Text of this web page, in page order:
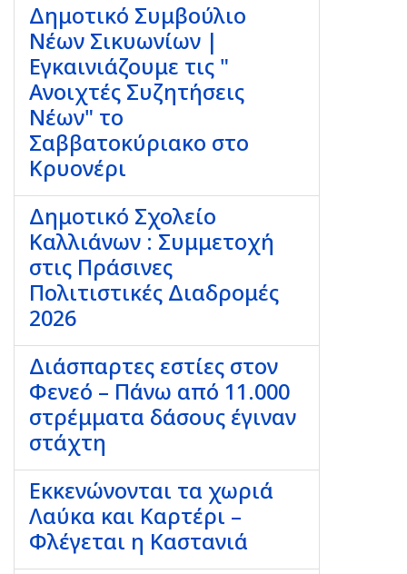
Δημοτικό Συμβούλιο
Νέων Σικυωνίων |
Εγκαινιάζουμε τις "
Ανοιχτές Συζητήσεις
Νέων" το
Σαββατοκύριακο στο
Κρυονέρι
Δημοτικό Σχολείο
Καλλιάνων : Συμμετοχή
στις Πράσινες
Πολιτιστικές Διαδρομές
2026
Διάσπαρτες εστίες στον
Φενεό – Πάνω από 11.000
στρέμματα δάσους έγιναν
στάχτη
Εκκενώνονται τα χωριά
Λαύκα και Καρτέρι –
Φλέγεται η Καστανιά